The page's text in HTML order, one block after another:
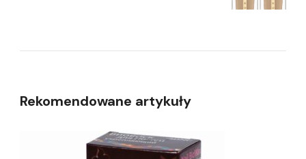
Rekomendowane artykuły